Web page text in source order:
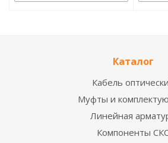
Каталог
Кабель
Муфты и
Линейная
Компоненты